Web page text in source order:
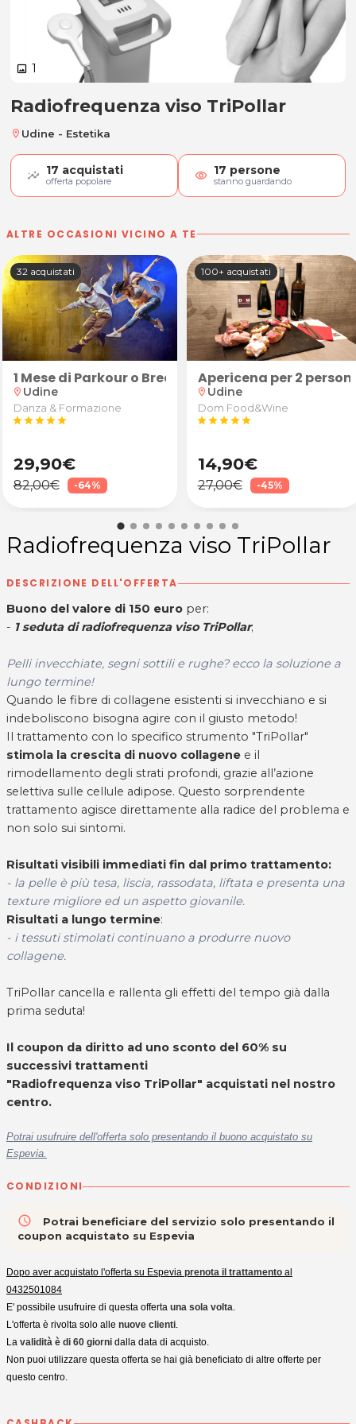
image 1
Radiofrequenza viso TriPollar
Radiofrequenza viso TriPollar
location_on Udine - Estetika
17 acquistati
offerta popolare visibility 17 persone
stanno guardando
ALTRE OCCASIONI VICINO A TE
32 acquistati
1 Mese di Parkour o Breakdance
location_on Udine
Danza & Formazione
starstarstarstarstar
29,90€
82,00€ -64%
100+ acquistati
Apericena per 2
location_on Udine
Dom Food&Wine
starstarstarstarstar
14,90€
27,00€ -45%
Radiofrequenza viso TriPollar
DESCRIZIONE DELL'OFFERTA
Buono del valore di 150 euro per:
- 1 seduta di radiofrequenza viso TriPollar;
Pelli invecchiate, segni sottili e rughe? ecco la soluzione a
lungo termine!
Quando le fibre di collagene esistenti si invecchiano e si
indeboliscono bisogna agire con il giusto metodo!
Il trattamento con lo specifico strumento "TriPollar"
stimola la crescita di nuovo collagene e il
rimodellamento degli strati profondi, grazie all’azione
selettiva sulle cellule adipose. Questo sorprendente
trattamento agisce direttamente alla radice del problema e
non solo sui sintomi.
Risultati visibili immediati fin dal primo trattamento:
- la pelle è più tesa, liscia, rassodata, liftata e presenta una
texture migliore ed un aspetto giovanile.
Risultati a lungo termine:
- i tessuti stimolati continuano a produrre nuovo
collagene.
TriPollar cancella e rallenta gli effetti del tempo già dalla
prima seduta!
Il coupon da diritto ad uno sconto del 60% su
successivi trattamenti
"Radiofrequenza viso TriPollar" acquistati nel nostro
centro.
Potrai usufruire dell'offerta solo presentando il buono acquistato su
Espevia.
CONDIZIONI
access_time
Potrai beneficiare del servizio solo presentando il
coupon acquistato su Espevia
Dopo aver acquistato l'offerta su Espevia prenota il trattamento al
0432501084
E' possibile usufruire di questa offerta una sola volta.
L'offerta è rivolta solo alle nuove clienti.
La validità è di 60 giorni dalla data di acquisto.
Non puoi utilizzare questa offerta se hai già beneficiato di altre offerte per
questo centro.